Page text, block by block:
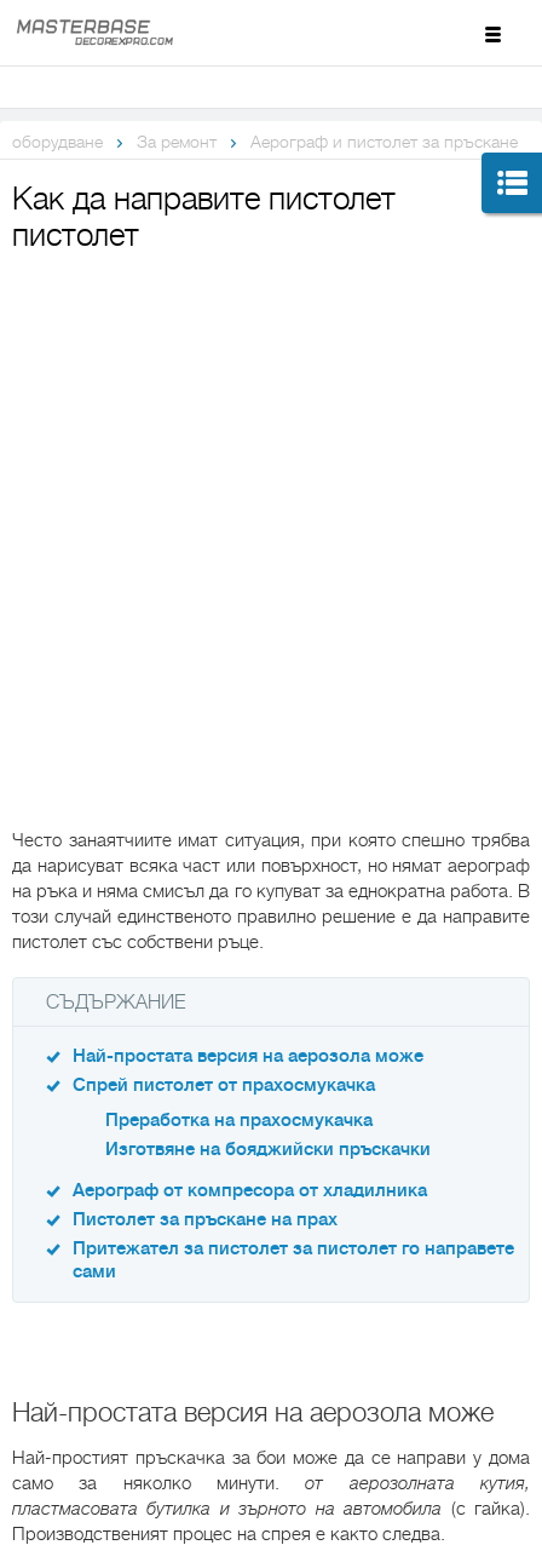
оборудване За ремонт Аерограф и пистолет за пръскане
Как да направите пистолет
пистолет
Често занаятчиите имат ситуация, при която спешно трябва
да нарисуват всяка част или повърхност, но нямат аерограф
на ръка и няма смисъл да го купуват за еднократна работа. В
този случай единственото правилно решение е да направите
пистолет със собствени ръце.
СЪДЪРЖАНИЕ
Най-простата версия на аерозола може
Спрей пистолет от прахосмукачка
Преработка на прахосмукачка
Изготвяне на бояджийски пръскачки
Аерограф от компресора от хладилника
Пистолет за пръскане на прах
Притежател за пистолет за пистолет го направете
сами
Най-простата версия на аерозола може
Най-простият пръскачка за бои може да се направи у дома
само за няколко минути.от аерозолната кутия,
пластмасовата бутилка и зърното на автомобила (с гайка).
Производственият процес на спрея е както следва.